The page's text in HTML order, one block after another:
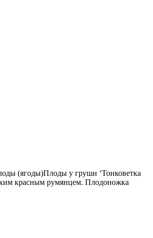
(ягоды)Плоды у груши ‘Тонковетка
красным румянцем. Плодоножка